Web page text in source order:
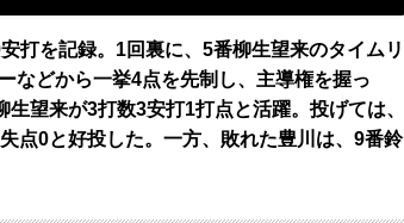
打を記録。1回裏に、5番柳生望来のタイムリ
などから一挙4点を先制し、主導権を握っ
望来が3打数3安打1打点と活躍。投げては、
点0と好投した。一方、敗れた豊川は、9番鈴